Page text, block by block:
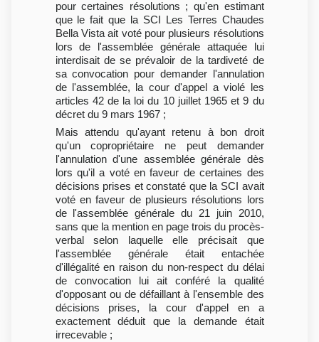
pour certaines résolutions ; qu'en estimant
que le fait que la SCI Les Terres Chaudes
Bella Vista ait voté pour plusieurs résolutions
lors de l'assemblée générale attaquée lui
interdisait de se prévaloir de la tardiveté de
sa convocation pour demander l'annulation
de l'assemblée, la cour d'appel a violé les
articles 42 de la loi du 10 juillet 1965 et 9 du
décret du 9 mars 1967 ;
Mais attendu qu'ayant retenu à bon droit
qu'un copropriétaire ne peut demander
l'annulation d'une assemblée générale dès
lors qu'il a voté en faveur de certaines des
décisions prises et constaté que la SCI avait
voté en faveur de plusieurs résolutions lors
de l'assemblée générale du 21 juin 2010,
sans que la mention en page trois du procès-
verbal selon laquelle elle précisait que
l'assemblée générale était entachée
d'illégalité en raison du non-respect du délai
de convocation lui ait conféré la qualité
d'opposant ou de défaillant à l'ensemble des
décisions prises, la cour d'appel en a
exactement déduit que la demande était
irrecevable ;